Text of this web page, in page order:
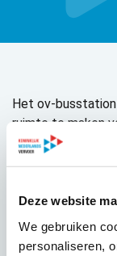
Deze website
We gebruiken
personaliseren,
Het ov-busstation
ruimte te maken
vervoersfuncties
afzetten of
aan de